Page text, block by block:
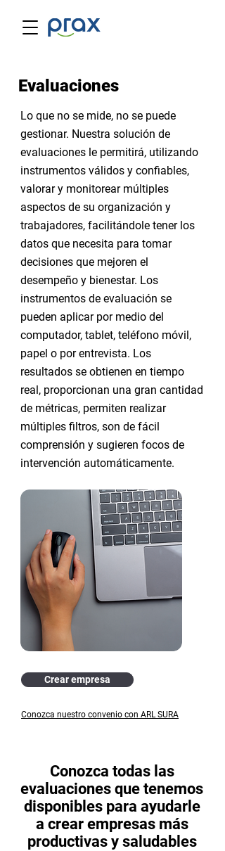
Evaluaciones
Lo que no se mide, no se puede
gestionar. Nuestra solución de
evaluaciones le permitirá, utilizando
instrumentos válidos y confiables,
valorar y monitorear múltiples
aspectos de su organización y
trabajadores, facilitándole tener los
datos que necesita para tomar
decisiones que mejoren el
desempeño y bienestar. Los
instrumentos de evaluación se
pueden aplicar por medio del
computador, tablet, teléfono móvil,
papel o por entrevista. Los
resultados se obtienen en tiempo
real, proporcionan una gran cantidad
de métricas, permiten realizar
múltiples filtros, son de fácil
comprensión y sugieren focos de
intervención automáticamente.
Crear empresa
Conozca nuestro convenio con ARL SURA
Conozca todas las
evaluaciones que tenemos
disponibles para ayudarle
a crear empresas más
productivas y saludables